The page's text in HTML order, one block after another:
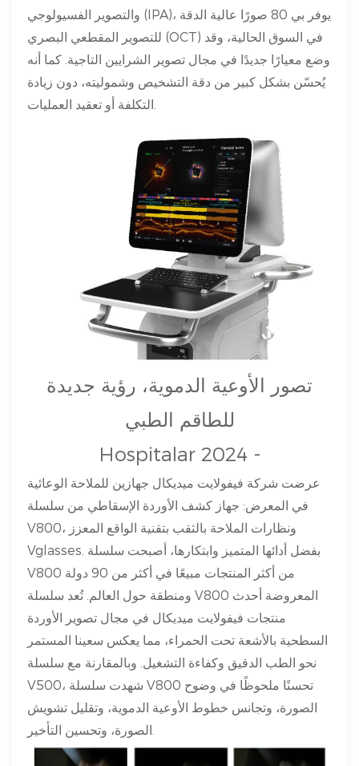
والتصوير الفسيولوجي (IPA)، يوفر بي 80 صورًا عالية الدقة
للتصوير المقطعي البصري (OCT) في السوق الحالية، وقد
وضع معيارًا جديدًا في مجال تصوير الشرايين التاجية. كما أنه
يُحسّن بشكل كبير من دقة التشخيص وشموليته، دون زيادة
تصور الأوعية الدموية، رؤية جديدة
للطاقم الطبي
Hospitalar 2024 -
عرضت شركة فيفولايت ميديكال جهازين للملاحة الوعائية
في المعرض: جهاز كشف الأوردة الإسقاطي من سلسلة
V800، ونظارات الملاحة بالثقب بتقنية الواقع المعزز
Vglasses. بفضل أدائها المتميز وابتكارها، أصبحت سلسلة
V800 من أكثر المنتجات مبيعًا في أكثر من 90 دولة
ومنطقة حول العالم. تُعد سلسلة V800 المعروضة أحدث
منتجات فيفولايت ميديكال في مجال تصوير الأوردة
السطحية بالأشعة تحت الحمراء، مما يعكس سعينا المستمر
نحو الطب الدقيق وكفاءة التشغيل. وبالمقارنة مع سلسلة
V500، شهدت سلسلة V800 تحسنًا ملحوظًا في وضوح
الصورة، وتجانس خطوط الأوعية الدموية، وتقليل تشويش